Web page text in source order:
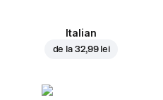
Italian
de la 32,99 lei